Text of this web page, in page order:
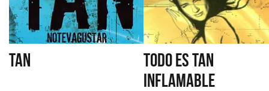
TAN
TODO ES TAN
INFLAMABLE